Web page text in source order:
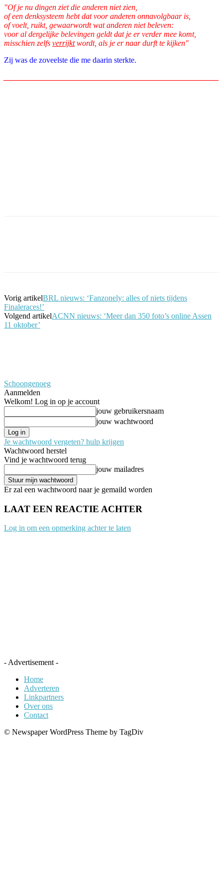
"Of je nu dingen ziet die anderen niet zien,
of een denksysteem hebt dat voor anderen onnavolgbaar is,
of voelt, ruikt, gewaarwordt wat anderen niet beleven:
voor al dergelijke belevingen geldt dat je er verder mee komt,
misschien zelfs verrijktwordt, als je er naar durft te kijken"
Zij was de zoveelste die me daarin sterkte.
Vorig artikelBRL nieuws: ‘Fanzonely: alles of niets tijdens
Finaleraces!’
Volgend artikelACNN nieuws: ‘Meer dan 350 foto’s online Assen
11 oktober’
Schoongenoeg
Aanmelden
Welkom! Log in op je account
jouw gebruikersnaam
jouw wachtwoord
Je wachtwoord vergeten? hulp krijgen
Wachtwoord herstel
Vind je wachtwoord terug
jouw mailadres
Er zal een wachtwoord naar je gemaild worden
LAAT EEN REACTIE ACHTER
Log in om een opmerking achter te laten
- Advertisement -
Home
Adverteren
Linkpartners
Over ons
Contact
© Newspaper WordPress Theme by TagDiv